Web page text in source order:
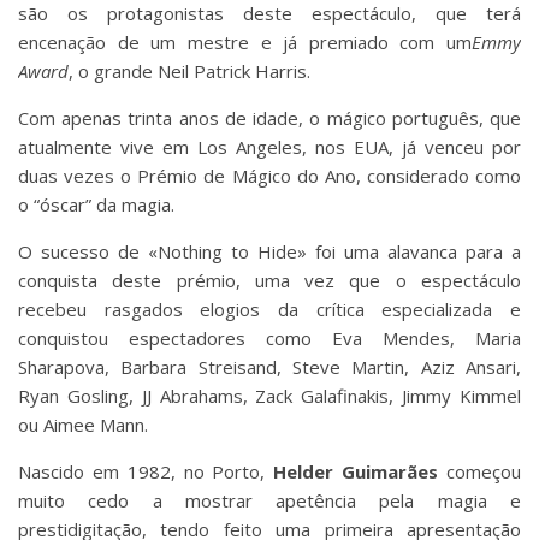
são os protagonistas deste espectáculo, que terá
encenação de um mestre e já premiado com umEmmy
Award, o grande Neil Patrick Harris.
Com apenas trinta anos de idade, o mágico português, que
atualmente vive em Los Angeles, nos EUA, já venceu por
duas vezes o Prémio de Mágico do Ano, considerado como
o “óscar” da magia.
O sucesso de «Nothing to Hide» foi uma alavanca para a
conquista deste prémio, uma vez que o espectáculo
recebeu rasgados elogios da crítica especializada e
conquistou espectadores como Eva Mendes, Maria
Sharapova, Barbara Streisand, Steve Martin, Aziz Ansari,
Ryan Gosling, JJ Abrahams, Zack Galafinakis, Jimmy Kimmel
ou Aimee Mann.
Nascido em 1982, no Porto, Helder Guimarães começou
muito cedo a mostrar apetência pela magia e
prestidigitação, tendo feito uma primeira apresentação